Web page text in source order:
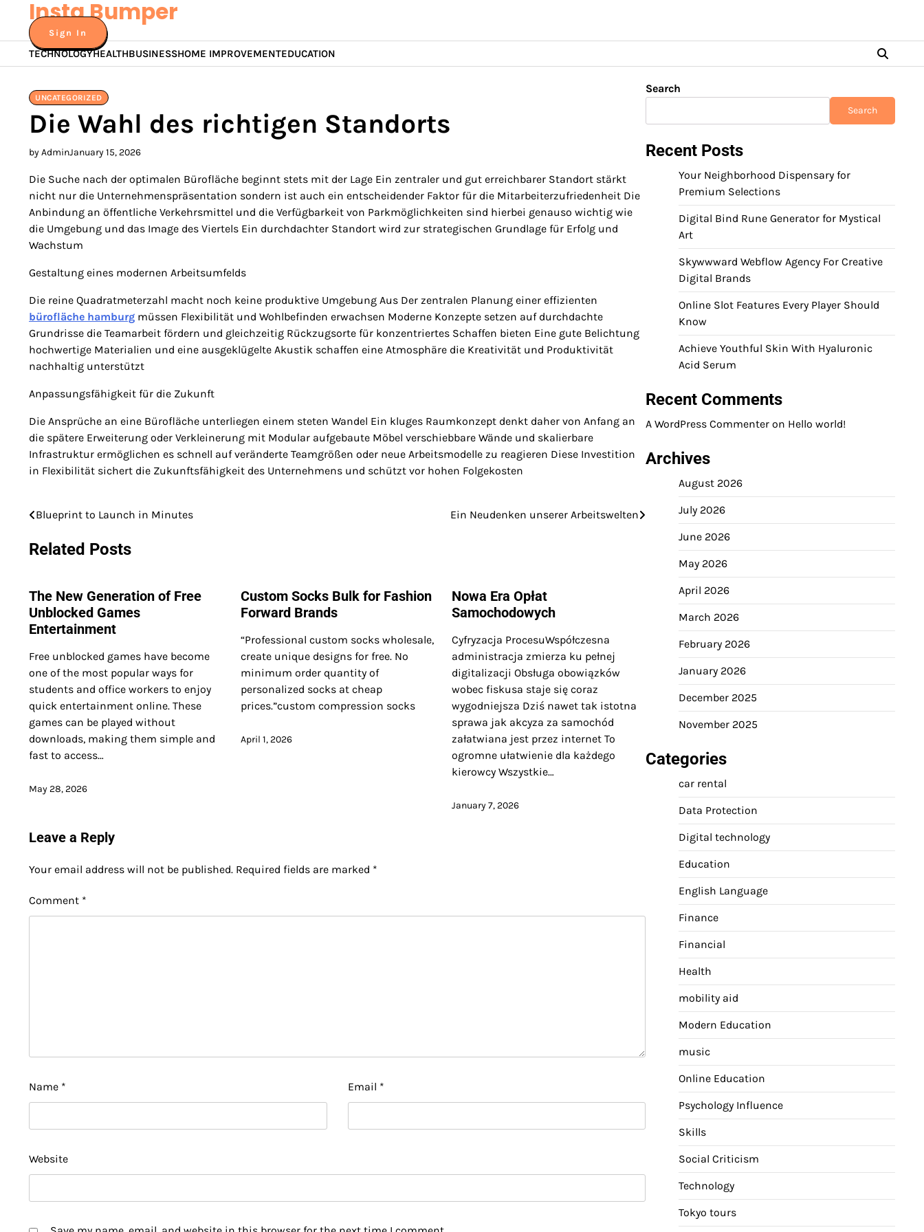
content
Insta Bumper
Sign In
TECHNOLOGYHEALTHBUSINESSHOME IMPROVEMENTEDUCATION
UNCATEGORIZED
Die Wahl des richtigen Standorts
by AdminJanuary 15, 2026
Die Suche nach der optimalen Bürofläche beginnt stets mit der Lage Ein zentraler und gut erreichbarer Standort stärkt
nicht nur die Unternehmenspräsentation sondern ist auch ein entscheidender Faktor für die Mitarbeiterzufriedenheit Die
Anbindung an öffentliche Verkehrsmittel und die Verfügbarkeit von Parkmöglichkeiten sind hierbei genauso wichtig wie
die Umgebung und das Image des Viertels Ein durchdachter Standort wird zur strategischen Grundlage für Erfolg und
Wachstum
Gestaltung eines modernen Arbeitsumfelds
Die reine Quadratmeterzahl macht noch keine produktive Umgebung Aus Der zentralen Planung einer effizienten
bürofläche hamburg müssen Flexibilität und Wohlbefinden erwachsen Moderne Konzepte setzen auf durchdachte
Grundrisse die Teamarbeit fördern und gleichzeitig Rückzugsorte für konzentriertes Schaffen bieten Eine gute Belichtung
hochwertige Materialien und eine ausgeklügelte Akustik schaffen eine Atmosphäre die Kreativität und Produktivität
nachhaltig unterstützt
Anpassungsfähigkeit für die Zukunft
Die Ansprüche an eine Bürofläche unterliegen einem steten Wandel Ein kluges Raumkonzept denkt daher von Anfang an
die spätere Erweiterung oder Verkleinerung mit Modular aufgebaute Möbel verschiebbare Wände und skalierbare
Infrastruktur ermöglichen es schnell auf veränderte Teamgrößen oder neue Arbeitsmodelle zu reagieren Diese Investition
in Flexibilität sichert die Zukunftsfähigkeit des Unternehmens und schützt vor hohen Folgekosten
Post
navigation
Blueprint to Launch in Minutes Ein Neudenken unserer Arbeitswelten
Related Posts
The New Generation of Free
Unblocked Games
Entertainment
Free unblocked games have become
one of the most popular ways for
students and office workers to enjoy
quick entertainment online. These
games can be played without
downloads, making them simple and
fast to access…
May 28, 2026
Custom Socks Bulk for Fashion
Forward Brands
“Professional custom socks wholesale,
create unique designs for free. No
minimum order quantity of
personalized socks at cheap
prices.”custom compression socks​​
April 1, 2026
Nowa Era Opłat
Samochodowych
Cyfryzacja ProcesuWspółczesna
administracja zmierza ku pełnej
digitalizacji Obsługa obowiązków
wobec fiskusa staje się coraz
wygodniejsza Dziś nawet tak istotna
sprawa jak akcyza za samochód
załatwiana jest przez internet To
ogromne ułatwienie dla każdego
kierowcy Wszystkie…
January 7, 2026
Leave a Reply
Your email address will not be published. Required fields are marked *
Comment *
Name * Email *
Website
Search
Search
Recent Posts
Your Neighborhood Dispensary for
Premium Selections
Digital Bind Rune Generator for Mystical
Art
Skywwward Webflow Agency For Creative
Digital Brands
Online Slot Features Every Player Should
Know
Achieve Youthful Skin With Hyaluronic
Acid Serum
Recent Comments
A WordPress Commenter on Hello world!
Archives
August 2026
July 2026
June 2026
May 2026
April 2026
March 2026
February 2026
January 2026
December 2025
November 2025
Categories
car rental
Data Protection
Digital technology
Education
English Language
Finance
Financial
Health
mobility aid
Modern Education
music
Online Education
Psychology Influence
Skills
Social Criticism
Technology
Tokyo tours